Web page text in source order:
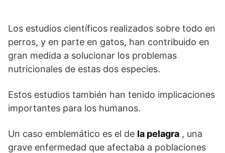
Los estudios científicos realizados sobre todo en
perros, y en parte en gatos, han contribuido en
gran medida a solucionar los problemas
nutricionales de estas dos especies.
Estos estudios también han tenido implicaciones
importantes para los humanos.
Un caso emblemático es el de la pelagra , una
grave enfermedad que afectaba a poblaciones